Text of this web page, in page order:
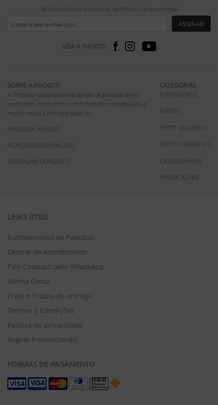
Receba ofertas exclusivas da Phooto no seu e-mail
ASSINAR
SIGA A PHOOTO
SOBRE A PHOOTO
A Phooto existe para te ajudar a guardar seus
melhores momentos em fotolivros, revelações e
muito mais! Conheça mais >>
APRENDA A FAZER
NOVO EDITOR ONLINE
TRABALHE CONOSCO
CATEGORIAS
FOTOLIVROS
FOTOS
FOTO QUADROS
FOTO PRESENTES
CALENDÁRIOS
PROMOÇÕES
LINKS ÚTEIS
Rastreamento de Pedidos
Central de Atendimento
Fale Conosco pelo WhatsApp
Minha Conta
Frete e Prazos de entrega
Termos e Condições
Política de privacidade
Regras Promocionais
FORMAS DE PAGAMENTO